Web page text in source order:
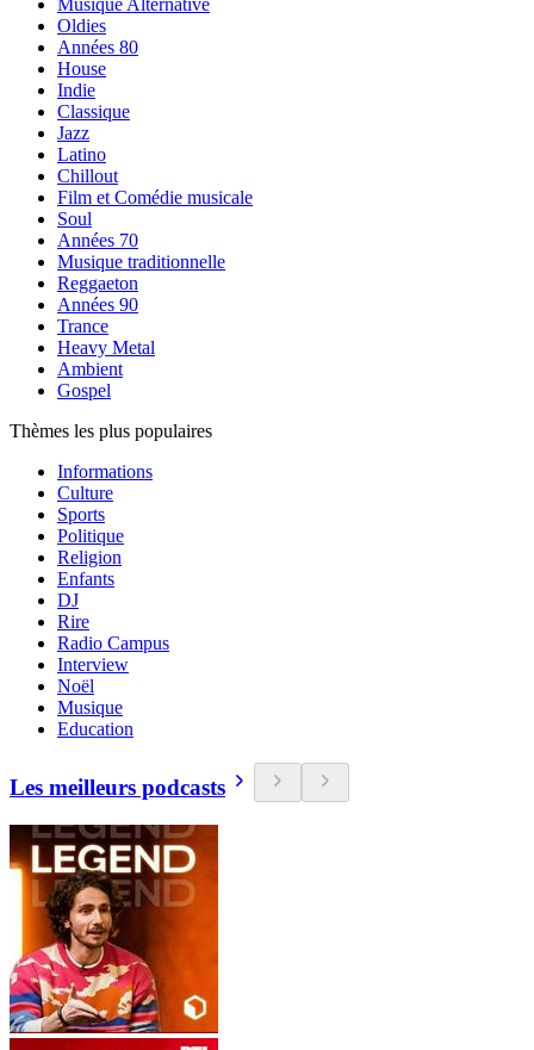
Musique Alternative
Oldies
Années 80
House
Indie
Classique
Jazz
Latino
Chillout
Film et Comédie musicale
Soul
Années 70
Musique traditionnelle
Reggaeton
Années 90
Trance
Heavy Metal
Ambient
Gospel
Thèmes les plus populaires
Informations
Culture
Sports
Politique
Religion
Enfants
DJ
Rire
Radio Campus
Interview
Noël
Musique
Education
Les meilleurs podcasts